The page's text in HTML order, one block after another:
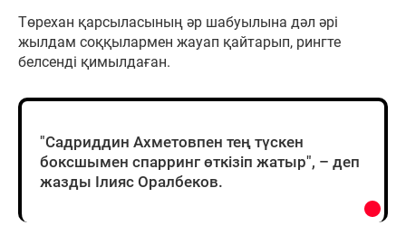
Төрехан қарсыласының әр шабуылына дәл әрі
жылдам соққылармен жауап қайтарып, рингте
белсенді қимылдаған.
"Садриддин Ахметовпен тең түскен
боксшымен спарринг өткізіп жатыр", – деп
жазды Ілияс Оралбеков.